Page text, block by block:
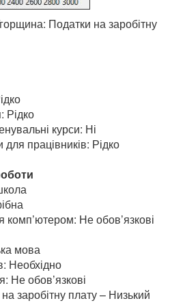
Податки на заробітну
Рідко
курси: Ні
працівників: Рідко
комп’ютером: Не обов’язкові
мова
Необхідно
Не обов’язкові
заробітну плату – Низький